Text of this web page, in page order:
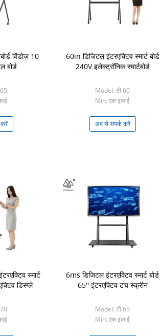
विंडोज़ 10
बोर्ड
60in डिजिटल इंटरएक्टिव स्मार्ट बोर्ड
240V इलेक्ट्रॉनिक स्मार्टबोर्ड
Model: टी 60
Min: एक इकाई
अब से संपर्क करें
स्मार्ट
डिस्प्ले
6ms डिजिटल इंटरएक्टिव स्मार्ट बोर्ड
65'' इंटरएक्टिव टच स्क्रीन
Model: टी 65
Min: एक इकाई